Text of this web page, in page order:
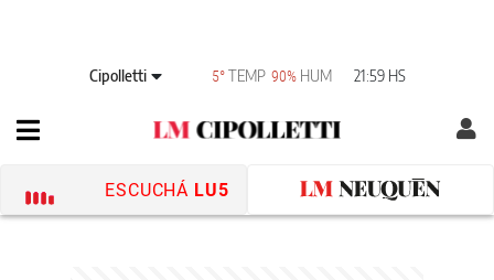
Cipolletti 5° TEMP 90% HUM 21:59 HS
ESCUCHÁ LU5